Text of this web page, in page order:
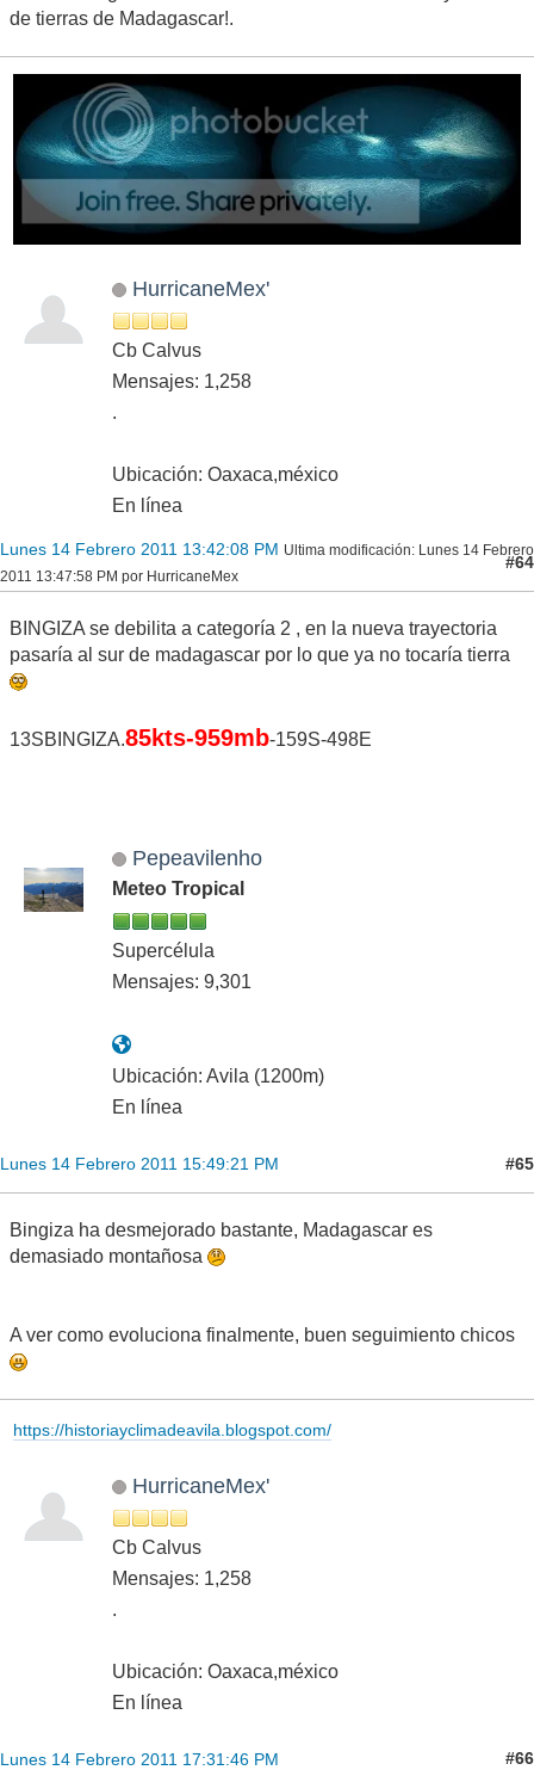
de tierras de Madagascar!.
HurricaneMex'
Cb Calvus
Mensajes: 1,258
.
Ubicación: Oaxaca,méxico
En línea
Lunes 14 Febrero 2011 13:42:08 PM Ultima modificación: Lunes 14 Febrero
2011 13:47:58 PM por HurricaneMex
#64
BINGIZA se debilita a categoría 2 , en la nueva trayectoria
pasaría al sur de madagascar por lo que ya no tocaría tierra
13SBINGIZA.85kts-959mb-159S-498E
Pepeavilenho
Meteo Tropical
Supercélula
Mensajes: 9,301
Ubicación: Avila (1200m)
En línea
Lunes 14 Febrero 2011 15:49:21 PM #65
Bingiza ha desmejorado bastante, Madagascar es
demasiado montañosa
A ver como evoluciona finalmente, buen seguimiento chicos
https://historiayclimadeavila.blogspot.com/
HurricaneMex'
Cb Calvus
Mensajes: 1,258
.
Ubicación: Oaxaca,méxico
En línea
Lunes 14 Febrero 2011 17:31:46 PM #66